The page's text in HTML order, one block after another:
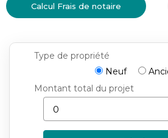
Calcul Frais de notaire